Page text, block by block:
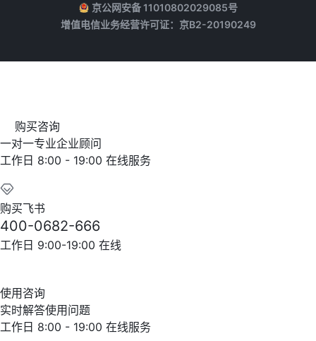
京公网安备 11010802029085号
增值电信业务经营许可证：京B2-20190249
购买咨询
一对一专业企业顾问
工作日 8:00 - 19:00 在线服务
购买飞书
400-0682-666
工作日 9:00-19:00 在线
使用咨询
实时解答使用问题
工作日 8:00 - 19:00 在线服务